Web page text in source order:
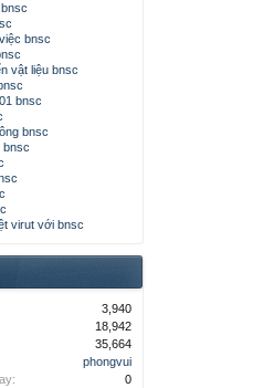
bnsc
vật liệu bnsc
bnsc
bnsc
bnsc
virut với bnsc
3,940
18,942
35,664
phongvui
0